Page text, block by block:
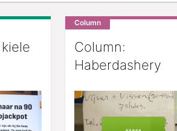
Column
Column:
Haberdashery